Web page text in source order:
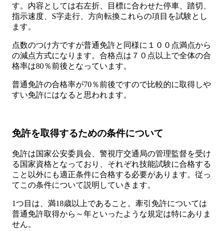
す。内容としては右左折、目標に合わせた停車、踏切、
指示速度、S字走行、方向転換これらの項目を試験とし
ます。
点数のつけ方ですが普通免許と同様に１００点満点から
の減点方式になります。合格点は７０点以上で全体の合
格率は80％前後となっています。
普通免許の合格率が70％前後ですので比較的に取得しや
すい免許にはなると思われます。
免許を取得するための条件について
免許は国家公安委員会、警視庁交通局の管理監督を受け
る国家資格となっており、それぞれ技能試験に合格する
こと以外にも適正条件に合格する必要があります。従っ
てこの条件について説明していきます。
1つ目は、満18歳以上であること。牽引免許については
普通免許取得から～年といったような規定は特にありま
せん。